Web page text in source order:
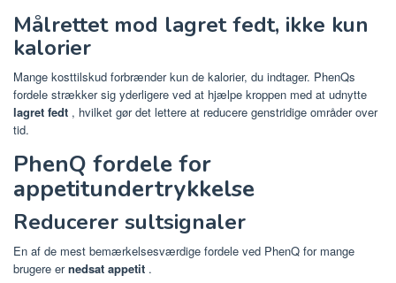
Målrettet mod lagret fedt, ikke kun
kalorier
Mange kosttilskud forbrænder kun de kalorier, du indtager. PhenQs
fordele strækker sig yderligere ved at hjælpe kroppen med at udnytte
lagret fedt , hvilket gør det lettere at reducere genstridige områder over
tid.
PhenQ fordele for
appetitundertrykkelse
Reducerer sultsignaler
En af de mest bemærkelsesværdige fordele ved PhenQ for mange
brugere ernedsat appetit .